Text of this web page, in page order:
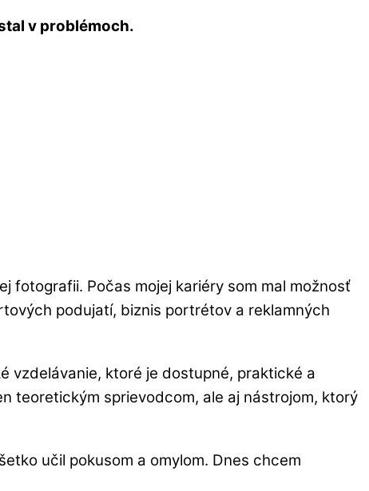
v problémoch.
fotografii. Počas mojej kariéry som mal možnosť
podujatí, biznis portrétov a reklamných
vzdelávanie, ktoré je dostupné, praktické a
teoretickým sprievodcom, ale aj nástrojom, ktorý
učil pokusom a omylom. Dnes chcem